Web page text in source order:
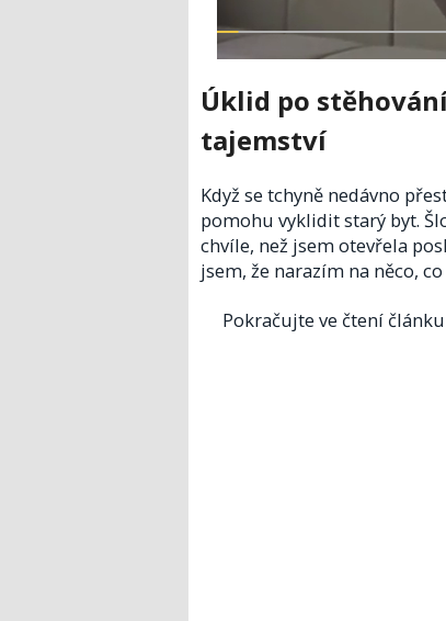
Úklid po
tajemství
Když se tchyně nedávno
pomohu vyklidit starý byt.
chvíle, než jsem otevřela
jsem, že narazím na něco,
Pokračujte ve čtení